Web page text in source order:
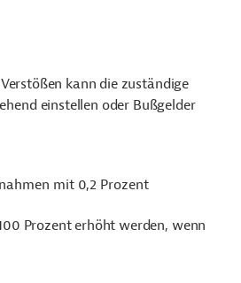
kann die zuständige
einstellen oder Bußgelder
mit 0,2 Prozent
Prozent erhöht werden, wenn